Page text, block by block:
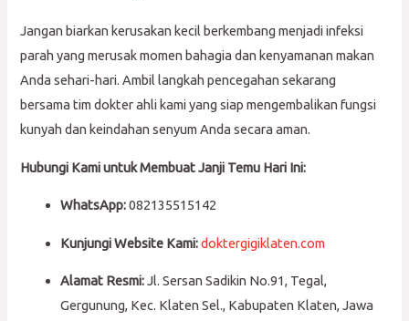
Jangan biarkan kerusakan kecil berkembang menjadi infeksi
parah yang merusak momen bahagia dan kenyamanan makan
Anda sehari-hari. Ambil langkah pencegahan sekarang
bersama tim dokter ahli kami yang siap mengembalikan fungsi
kunyah dan keindahan senyum Anda secara aman.
Hubungi Kami untuk Membuat Janji Temu Hari Ini:
WhatsApp:082135515142
Kunjungi Website Kami:doktergigiklaten.com
Alamat Resmi:Jl. Sersan Sadikin No.91, Tegal,
Gergunung, Kec. Klaten Sel., Kabupaten Klaten, Jawa